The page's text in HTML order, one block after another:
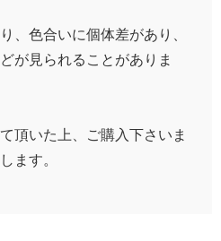
、色合いに個体差があり、
が見られることがありま
頂いた上、ご購入下さいま
ます。